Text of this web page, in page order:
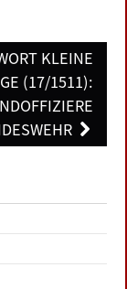
KLEINE
(17/1511):